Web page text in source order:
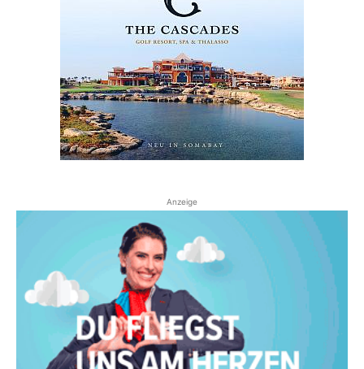
Anzeige